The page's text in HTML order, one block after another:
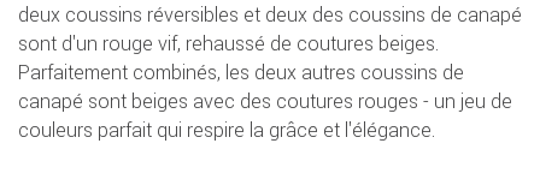
deux coussins réversibles et deux des coussins de canapé
sont d'un rouge vif, rehaussé de coutures beiges.
Parfaitement combinés, les deux autres coussins de
canapé sont beiges avec des coutures rouges - un jeu de
couleurs parfait qui respire la grâce et l'élégance.